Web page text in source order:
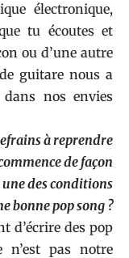
électronique,
tu écoutes et
ou d’une autre
guitare nous a
nos envies
à reprendre
de façon
des conditions
bonne pop song ?
d’écrire des pop
n’est pas notre